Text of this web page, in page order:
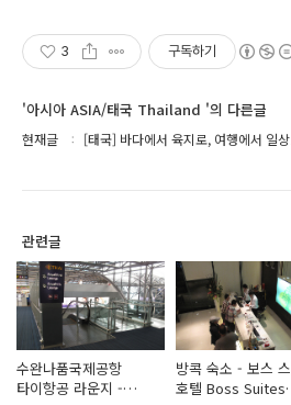
3 구독하기
'아시아 ASIA/태국 Thailand '의 다른글
현재글 [태국] 바다에서 육지로, 여행에서
관련글
수완나품국제공항
타이항공 라운지 -
방콕 숙소 - 보스
호텔 Boss Suites